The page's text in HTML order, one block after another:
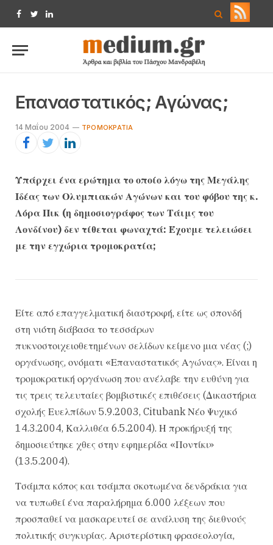
Facebook
TwitterLinkedIn
Επαναστατικός; Αγώνας;
14 Μαΐου 2004 ΤΡΟΜΟΚΡΑΤΊΑ
Υπάρχει ένα ερώτημα το οποίο λόγω της Μεγάλης
Ιδέας των Ολυμπιακών Αγώνων και του φόβου της κ.
Λόρα Πικ (η δημοσιογράφος των Τάιμς του
Λονδίνου) δεν τίθεται φωναχτά: Έχουμε τελειώσει
με την εγχώρια τρομοκρατία;
Είτε από επαγγελματική διαστροφή, είτε ως σπονδή
στη νιότη διάβασα το τεσσάρων
πυκνοστοιχειοθετημένων σελίδων κείμενο μια νέας (;)
οργάνωσης, ονόματι «Επαναστατικός Αγώνας». Είναι η
τρομοκρατική οργάνωση που ανέλαβε την ευθύνη για
τις τρεις τελευταίες βομβιστικές επιθέσεις (Δικαστήρια
σχολής Ευελπίδων 5.9.2003, Citubank Νέο Ψυχικό
14.3.2004, Καλλιθέα 6.5.2004). Η προκήρυξή της
δημοσιεύτηκε χθες στην εφημερίδα «Ποντίκι»
(13.5.2004).
Τσάμπα κόπος και τσάμπα σκοτωμένα δενδράκια για
να τυπωθεί ένα παραλήρημα 6.000 λέξεων που
προσπαθεί να μασκαρευτεί σε ανάλυση της διεθνούς
πολιτικής συγκυρίας. Αριστερίστικη φρασεολογία,